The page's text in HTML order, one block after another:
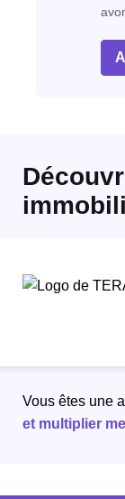
Vous êtes une
et multiplier